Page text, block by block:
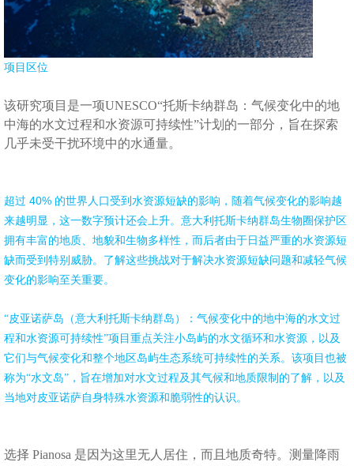
项目区位
该研究项目是一项UNESCO“托斯卡纳群岛：气候变化中的地
中海的水文过程和水资源可持续性”计划的一部分，旨在探索
几乎未受干扰环境中的水通量。
超过 40% 的世界人口受到水资源短缺的影响，随着气候变化的影响越
来越明显，这一数字预计还会上升。意大利托斯卡纳群岛生物圈保护区
拥有丰富的地质、地貌和生物多样性，而后者由于日益严重的水资源短
缺而受到特别威胁。了解这些挑战对于解决水资源短缺问题和减轻气候
变化的影响至关重要。
“皮亚诺萨岛（意大利托斯卡纳群岛）：气候变化中的地中海的水文过
程和水资源可持续性”项目重点关注小岛屿的水文循环和水资源，以及
它们与气候变化和整个地区岛屿生态系统可持续性的关系。该项目也被
称为“水文岛”，旨在增加对水文过程及其气候和地质限制的了解，以及
当地对皮亚诺萨自身特殊水资源和脆弱性的认识。
选择 Pianosa 是因为这里无人居住，而且地质奇特。测量降雨